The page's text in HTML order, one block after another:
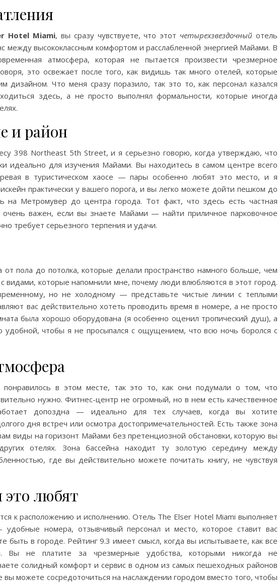
Hotel Miami, вы сразу чувствуете, что этот четырехзвездочный отель
между высококлассным комфортом и расслабленной энергией Майами. В
атмосфера, которая не пытается произвести чрезмерное
это освежает после того, как видишь так много отелей, которые
дизайном. Что меня сразу поразило, так это то, как персонал казался
здесь, а не просто выполнял формальности, которые иногда
и район
398 Northeast 5th Street, и я серьезно говорю, когда утверждаю, что
идеально для изучения Майами. Вы находитесь в самом центре всего
в туристическом хаосе — пары особенно любят это место, и я
практически у вашего порога, и вы легко можете дойти пешком до
на Метромувер до центра города. Тот факт, что здесь есть частная
важен, если вы знаете Майами — найти приличное парковочное
требует серьезного терпения и удачи.
от пола до потолка, которые делали пространство намного больше, чем
видами, которые напомнили мне, почему люди влюбляются в этот город.
но не холодному — представьте чистые линии с теплыми
вас действительно хотеть проводить время в номере, а не просто
была хорошо оборудована (я особенно оценил тропический душ), а
удобной, чтобы я не просыпался с ощущением, что всю ночь боролся с
в этом месте, так это то, как они подумали о том, что
нужно. Фитнес-центр не огромный, но в нем есть качественное
допоздна — идеально для тех случаев, когда вы хотите
дня встреч или осмотра достопримечательностей. Есть также зона
виды на горизонт Майами без претенциозной обстановки, которую вы
отелях. Зона бассейна находит ту золотую середину между
где вы действительно можете почитать книгу, не чувствуя
это любят
к расположению и исполнению. Отель The Elser Hotel Miami выполняет
номера, отзывчивый персонал и место, которое ставит вас
быть в городе. Рейтинг 9.3 имеет смысл, когда вы испытываете, как все
Вы не платите за чрезмерные удобства, которыми никогда не
солидный комфорт и сервис в одном из самых пешеходных районов
вы можете сосредоточиться на наслаждении городом вместо того, чтобы